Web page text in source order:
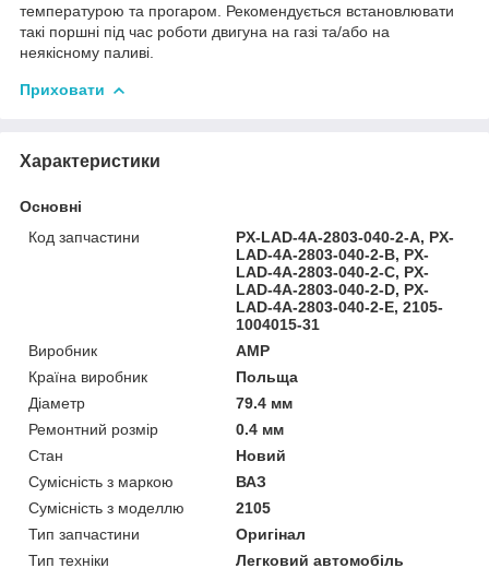
температурою та прогаром. Рекомендується встановлювати
такі поршні під час роботи двигуна на газі та/або на
неякісному паливі.
Приховати
Характеристики
Основні
Код запчастини
PX-LAD-4A-2803-040-2-A, PX-
LAD-4A-2803-040-2-B, PX-
LAD-4A-2803-040-2-C, PX-
LAD-4A-2803-040-2-D, PX-
LAD-4A-2803-040-2-E, 2105-
1004015-31
Виробник
AMP
Країна виробник
Польща
Діаметр
79.4 мм
Ремонтний розмір
0.4 мм
Стан
Новий
Сумісність з маркою
ВАЗ
Сумісність з моделлю
2105
Тип запчастини
Оригінал
Тип техніки
Легковий автомобіль